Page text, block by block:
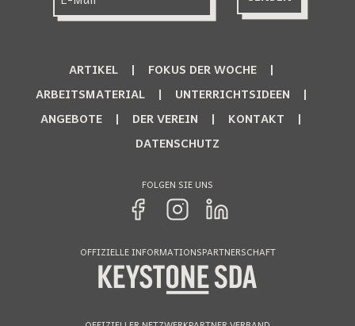
ARTIKEL
FOKUS DER WOCHE
ARBEITSMATERIAL
UNTERRICHTSIDEEN
ANGEBOTE
DER VEREIN
KONTAKT
DATENSCHUTZ
FOLGEN SIE UNS
OFFIZIELLE INFORMATIONSPARTNERSCHAFT